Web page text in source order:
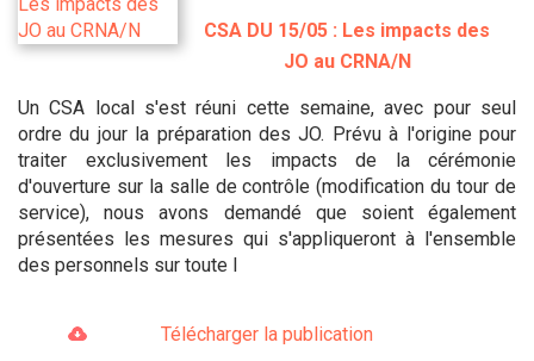
CSA DU 15/05 : Les impacts des
JO au CRNA/N
Un CSA local s'est réuni cette semaine, avec pour seul
ordre du jour la préparation des JO. Prévu à l'origine pour
traiter exclusivement les impacts de la cérémonie
d'ouverture sur la salle de contrôle (modification du tour de
service), nous avons demandé que soient également
présentées les mesures qui s'appliqueront à l'ensemble
des personnels sur toute l
Télécharger la publication